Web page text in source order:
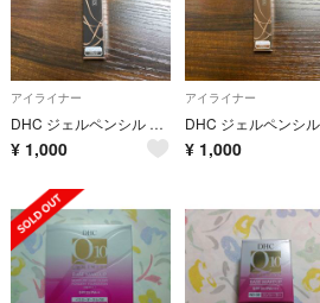
アイライナー
DHC ジェルペンシル アイライナーEX 0.1g ブラック アイライナー
¥ 1,000
アイライナー
¥ 1,000